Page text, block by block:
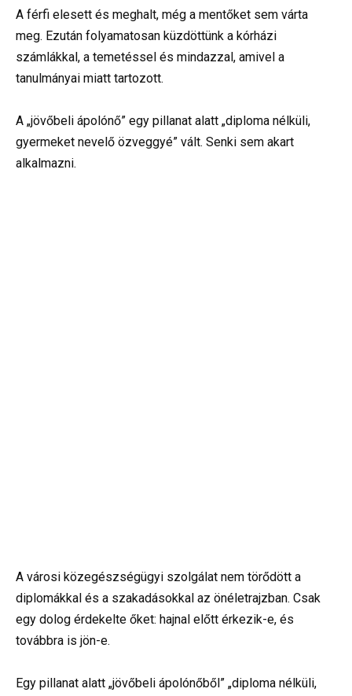
A férfi elesett és meghalt, még a mentőket sem várta
meg. Ezután folyamatosan küzdöttünk a kórházi
számlákkal, a temetéssel és mindazzal, amivel a
tanulmányai miatt tartozott.
A „jövőbeli ápolónő” egy pillanat alatt „diploma nélküli,
gyermeket nevelő özveggyé” vált. Senki sem akart
alkalmazni.
A városi közegészségügyi szolgálat nem törődött a
diplomákkal és a szakadásokkal az önéletrajzban. Csak
egy dolog érdekelte őket: hajnal előtt érkezik-e, és
továbbra is jön-e.
Egy pillanat alatt „jövőbeli ápolónőből” „diploma nélküli,